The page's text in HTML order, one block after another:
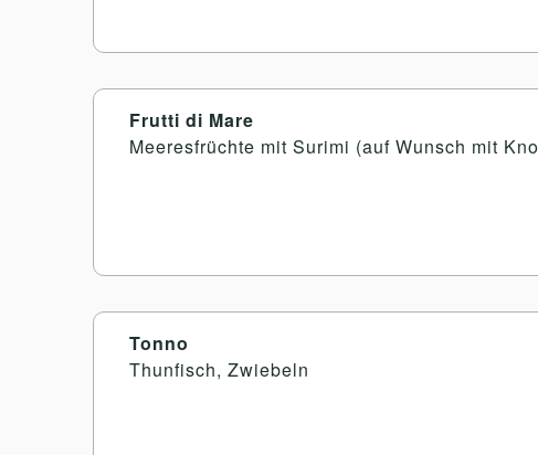
Frutti di Mare
Meeresfrüchte mit Surimi (auf Wunsch mit
Tonno
Thunfisch, Zwiebeln